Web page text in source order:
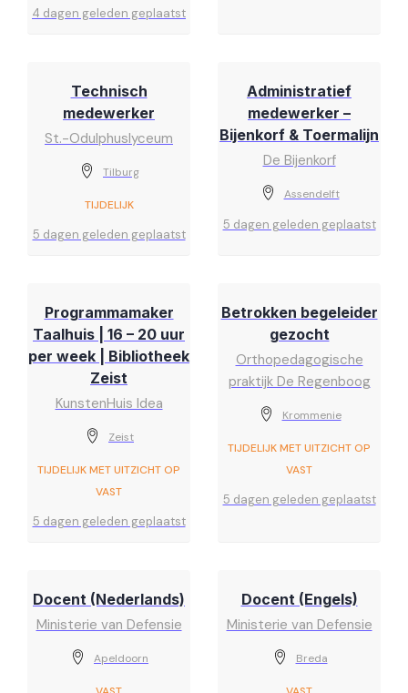
4 dagen geleden geplaatst
Technisch
medewerker
St.-Odulphuslyceum
Tilburg
TIJDELIJK
5 dagen geleden geplaatst
Administratief
medewerker –
Bijenkorf & Toermalijn
De Bijenkorf
Assendelft
5 dagen geleden geplaatst
Programmamaker
Taalhuis | 16 – 20 uur
per week | Bibliotheek
Zeist
KunstenHuis Idea
Zeist
TIJDELIJK MET UITZICHT OP
VAST
5 dagen geleden geplaatst
Betrokken begeleider
gezocht
Orthopedagogische
praktijk De Regenboog
Krommenie
TIJDELIJK MET UITZICHT OP
VAST
5 dagen geleden geplaatst
Docent (Nederlands)
Ministerie van Defensie
Apeldoorn
Docent (Engels)
Ministerie van Defensie
Breda